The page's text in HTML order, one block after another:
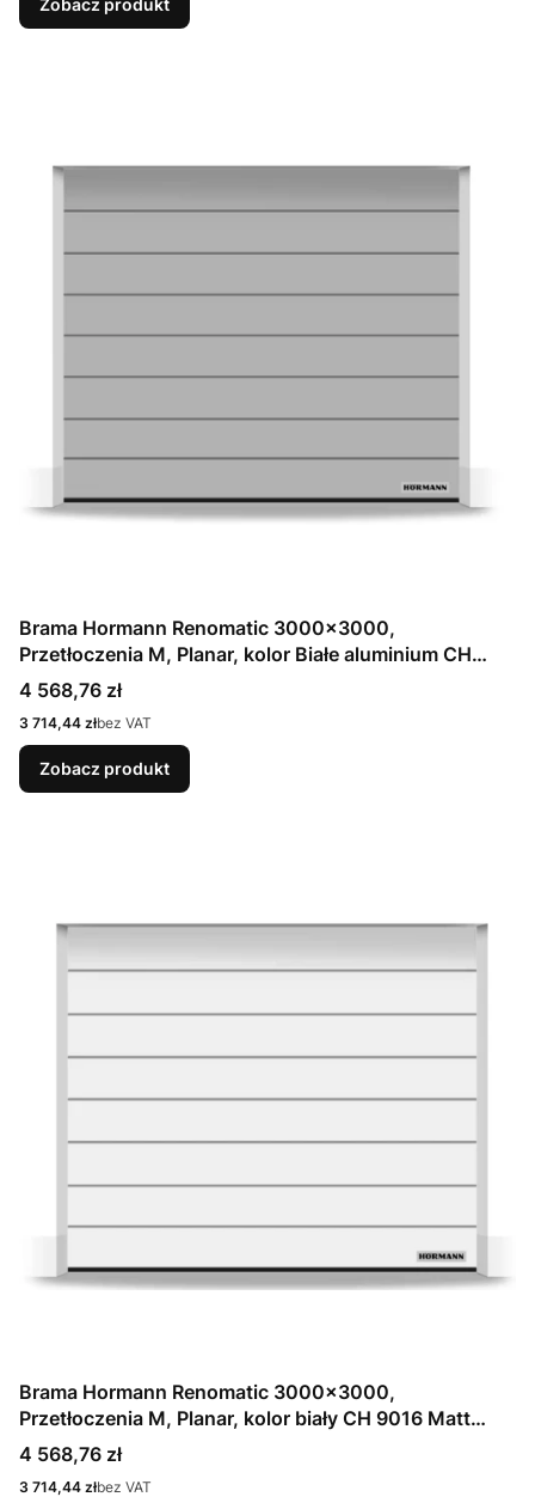
Brama Hormann Renomatic 3000x3000,
Przetłoczenia M, Planar, kolor Białe aluminium CH
9006 Matt deluxe + Prowadzenie N
Cena
4 568,76 zł
Cena
3 714,44 złbez VAT
Zobacz produkt
Brama Hormann Renomatic 3000x3000,
Przetłoczenia M, Planar, kolor biały CH 9016 Matt
deluxe + Prowadzenie N
Cena
4 568,76 zł
Cena
3 714,44 złbez VAT